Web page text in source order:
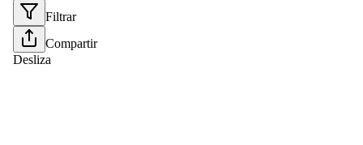
Filtrar
Compartir
Desliza